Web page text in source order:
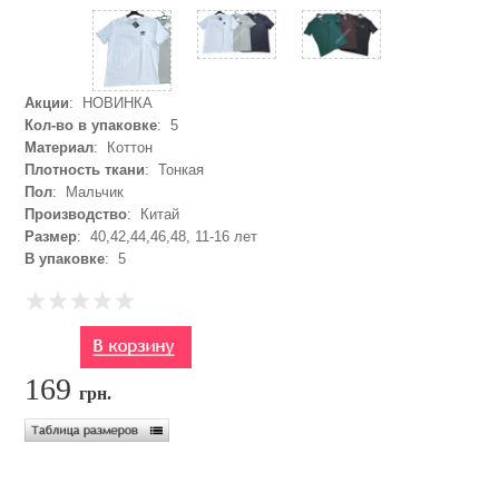
Акции: НОВИНКА
Кол-во в упаковке: 5
Материал: Коттон
Плотность ткани: Тонкая
Пол: Мальчик
Производство: Китай
Размер: 40,42,44,46,48, 11-16 лет
В упаковке: 5
169грн.